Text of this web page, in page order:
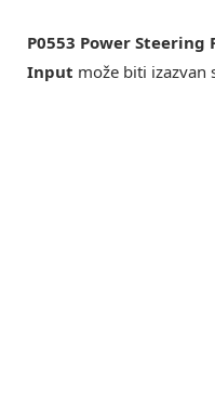
P0553 Power Steering
Input može biti izazvan